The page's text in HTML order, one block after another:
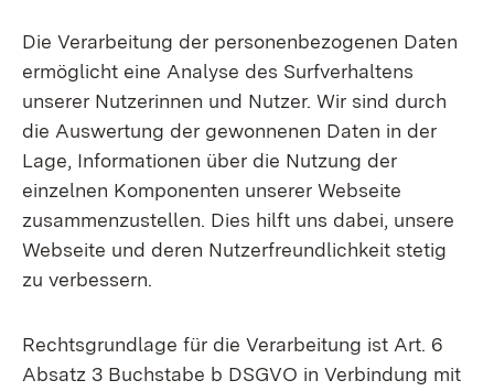
Die Verarbeitung der personenbezogenen Daten
ermöglicht eine Analyse des Surfverhaltens
unserer Nutzerinnen und Nutzer. Wir sind durch
die Auswertung der gewonnenen Daten in der
Lage, Informationen über die Nutzung der
einzelnen Komponenten unserer Webseite
zusammenzustellen. Dies hilft uns dabei, unsere
Webseite und deren Nutzerfreundlichkeit stetig
zu verbessern.
Rechtsgrundlage für die Verarbeitung ist Art. 6
Absatz 3 Buchstabe b DSGVO in Verbindung mit